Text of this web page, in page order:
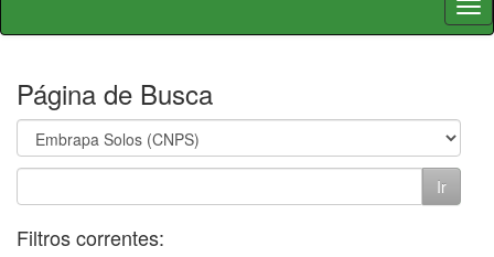
Página de Busca
Filtros correntes: